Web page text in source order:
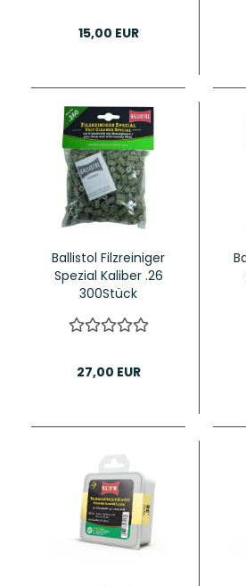
15,00 EUR
Ballistol Filzreiniger
Spezial Kaliber .26
300Stück
27,00 EUR